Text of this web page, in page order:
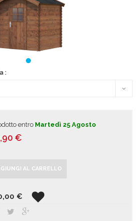
:
entro Martedì 25 Agosto
€
AL CARRELLO
€